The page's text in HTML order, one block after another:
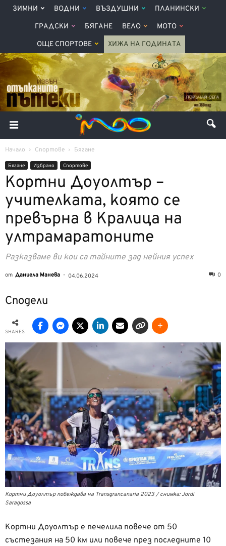
ЗИМНИ ВОДНИ ВЪЗДУШНИ ПЛАНИНСКИ
ГРАДСКИ БЯГАНЕ ВЕЛО МОТО
ОЩЕ СПОРТОВЕ ХИЖА НА ГОДИНАТА
Начало Спортове Бягане
Бягане Избрано Спортове
Кортни Доуолтър –
учителката, която се
превърна в Кралица на
ултрамаратоните
Разказваме ви кои са тайните зад нейния успех
от Даниела Манева - 04.06.2024 0
Сподели
SHARES
Кортни Доуолтър побеждава на Transgrancanaria 2023 / снимка: Jordi
Saragossa
Кортни Доуолтър е печелила повече от 50
състезания на 50 км или повече през последните 10